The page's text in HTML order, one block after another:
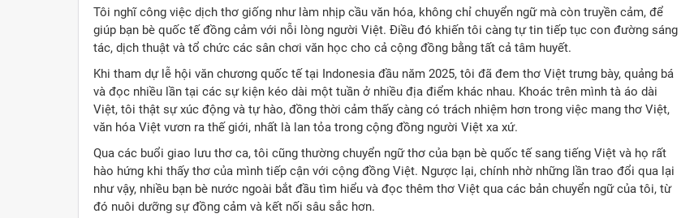
Tôi nghĩ công việc dịch thơ giống như làm nhịp cầu văn hóa, không chỉ chuyển ngữ mà còn truyền cảm, để
giúp bạn bè quốc tế đồng cảm với nỗi lòng người Việt. Điều đó khiến tôi càng tự tin tiếp tục con đường sáng
tác, dịch thuật và tổ chức các sân chơi văn học cho cả cộng đồng bằng tất cả tâm huyết.
Khi tham dự lễ hội văn chương quốc tế tại Indonesia đầu năm 2025, tôi đã đem thơ Việt trưng bày, quảng bá
và đọc nhiều lần tại các sự kiện kéo dài một tuần ở nhiều địa điểm khác nhau. Khoác trên mình tà áo dài
Việt, tôi thật sự xúc động và tự hào, đồng thời cảm thấy càng có trách nhiệm hơn trong việc mang thơ Việt,
văn hóa Việt vươn ra thế giới, nhất là lan tỏa trong cộng đồng người Việt xa xứ.
Qua các buổi giao lưu thơ ca, tôi cũng thường chuyển ngữ thơ của bạn bè quốc tế sang tiếng Việt và họ rất
hào hứng khi thấy thơ của mình tiếp cận với cộng đồng Việt. Ngược lại, chính nhờ những lần trao đổi qua lại
như vậy, nhiều bạn bè nước ngoài bắt đầu tìm hiểu và đọc thêm thơ Việt qua các bản chuyển ngữ của tôi, từ
đó nuôi dưỡng sự đồng cảm và kết nối sâu sắc hơn.